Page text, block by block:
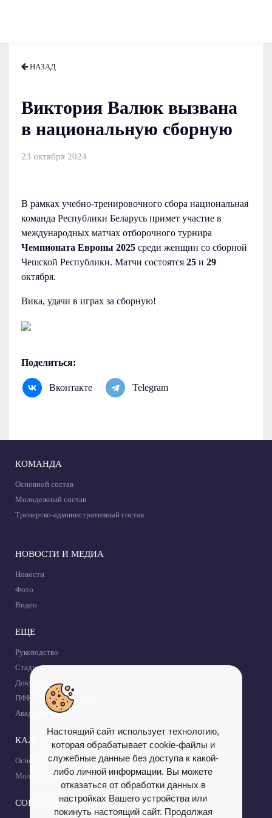
НАЗАД
Виктория Валюк вызвана
в национальную сборную
23 октября 2024
В рамках учебно-тренировочного сбора национальная
команда Республики Беларусь примет участие в
международных матчах отборочного турнира
Чемпионата Европы 2025 среди женщин со сборной
Чешской Республики. Матчи состоятся 25 и 29
октября.
Вика, удачи в играх за сборную!
Поделиться:
Вконтакте Telegram
КОМАНДА
Основной состав
Молодежный состав
Тренерско-административный состав
НОВОСТИ И МЕДИА
Новости
Фото
Видео
ЕЩЕ
Руководство
Стадион
Документы
ПФК Крылья Советов
Академия КС
КАЛЕНДАРЬ МАТЧЕЙ
Основной состав
Молодежный состав
СОЦСЕТИ
Настоящий сайт использует технологию,
которая обрабатывает cookie-файлы и
служебные данные без доступа к какой-
либо личной информации. Вы можете
отказаться от обработки данных в
настройках Вашего устройства или
покинуть настоящий сайт. Продолжая